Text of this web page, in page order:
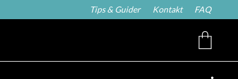
Tips & Guider Kontakt FAQ